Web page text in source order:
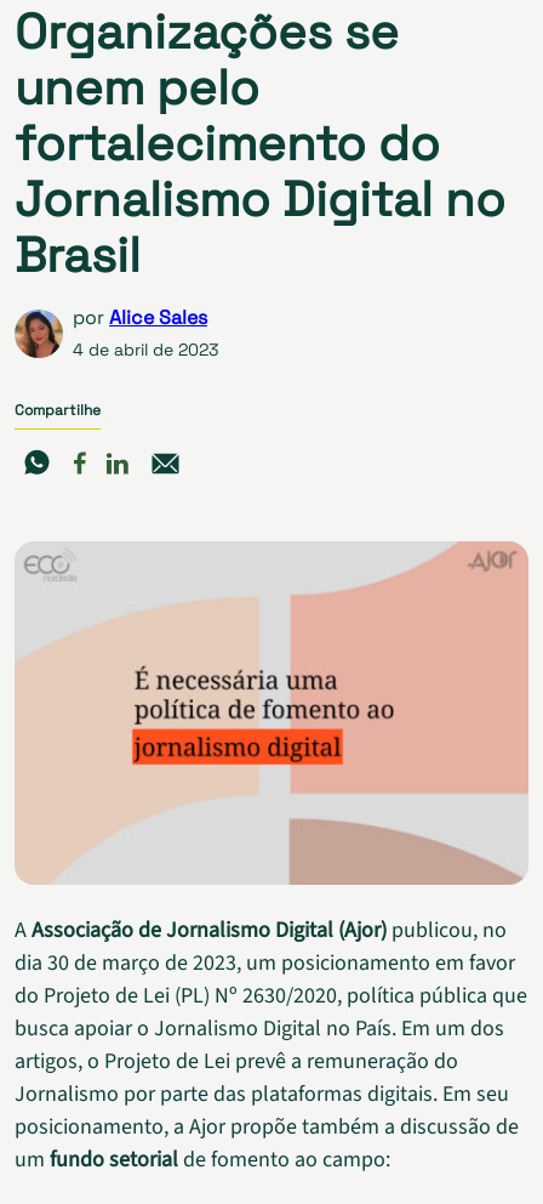
Organizações se
unem pelo
fortalecimento do
Jornalismo Digital no
Brasil
porAlice Sales
4 de abril de 2023
Compartilhe
AAssociação de Jornalismo Digital (Ajor) publicou, no
dia 30 de março de 2023, um posicionamento em favor
do Projeto de Lei (PL) Nº 2630/2020, política pública que
busca apoiar o Jornalismo Digital no País. Em um dos
artigos, o Projeto de Lei prevê a remuneração do
Jornalismo por parte das plataformas digitais. Em seu
posicionamento, a Ajor propõe também a discussão de
um fundo setorialde fomento ao campo: